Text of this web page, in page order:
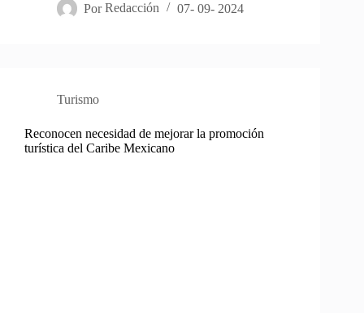
Por Redacción 07- 09- 2024
Turismo
Reconocen necesidad de mejorar la promoción
turística del Caribe Mexicano